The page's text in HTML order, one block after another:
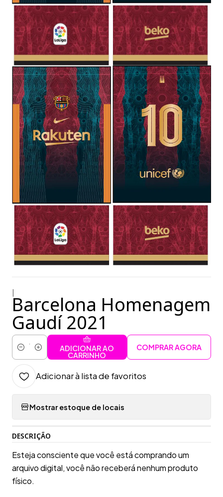
Barcelona Homenagem
Gaudí 2021
Quantidade
ADICIONAR AO
CARRINHO
COMPRAR AGORA
Adicionar à lista de favoritos
Mostrar estoque de locais
DESCRIÇÃO
Esteja consciente que você está comprando um
arquivo digital, você não receberá nenhum produto
físico.